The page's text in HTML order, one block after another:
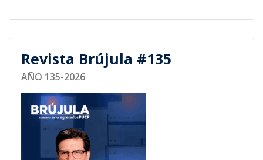
Revista Brújula #135
AÑO 135-2026